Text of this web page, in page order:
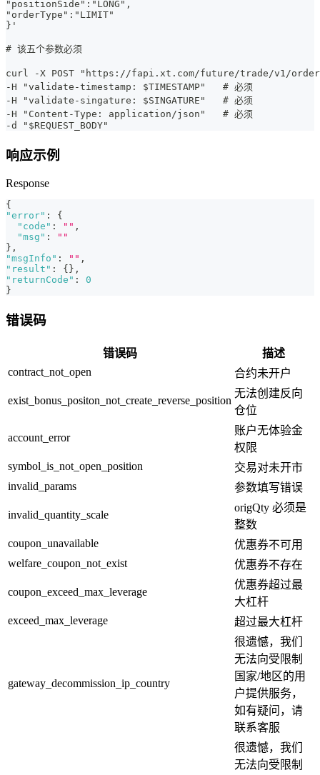
"positionSide":"LONG",
"orderType":"LIMIT"
}'
# 该五个参数必须
curl -X POST "https://fapi.xt.com/future/trade/v1/
-H "validate-timestamp: $TIMESTAMP"   # 必须
-H "validate-singature: $SINGATURE"   # 必须
-H "Content-Type: application/json"   # 必须
-d "$REQUEST_BODY"
响应示例
Response
{
"error" :
{
"code" : "" ,
"msg" :
""
} ,
"msgInfo" : "" ,
"result" : { } ,
"returnCode" :
0
}
错误码
错误码
描述
contract_not_open
合约未开户
exist_bonus_positon_not_create_reverse_position
无法创建反向
仓位
account_error
账户无体验金
权限
symbol_is_not_open_position
交易对未开市
invalid_params
参数填写错误
invalid_quantity_scale
origQty 必须是
整数
coupon_unavailable
优惠券不可用
welfare_coupon_not_exist
优惠券不存在
coupon_exceed_max_leverage
优惠券超过最
大杠杆
exceed_max_leverage
超过最大杠杆
gateway_decommission_ip_country
很遗憾，我们
无法向受限制
国家/地区的用
户提供服务，
如有疑问，请
联系客服
很遗憾，我们
无法向受限制